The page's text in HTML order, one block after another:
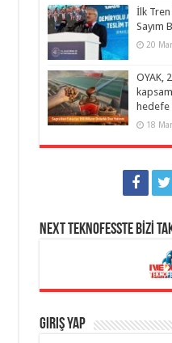
İlk
Sayım
20
OYAK,
hedefe
18
NEXT TEKNOFESSTE BİZİ
Giriş Yap